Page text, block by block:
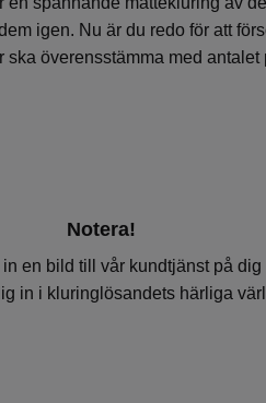
igen. Nu är du redo för att
överensstämma med
Notera!
en bild till vår kundtjänst på
in i kluringlösandets härliga